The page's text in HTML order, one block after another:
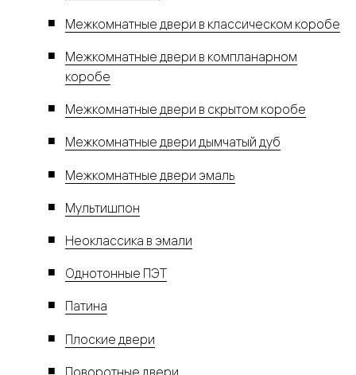
Межкомнатные двери в классическом коробе
Межкомнатные двери в компланарном
коробе
Межкомнатные двери в скрытом коробе
Межкомнатные двери дымчатый дуб
Межкомнатные двери эмаль
Мультишпон
Неоклассика в эмали
Однотонные ПЭТ
Патина
Плоские двери
Поворотные двери